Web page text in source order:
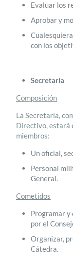
Evaluar los
Aprobar y
con los
Secretaría
Composición
La Secretaría,
Directivo, estará
miembros:
Un oficial,
Personal
General.
Cometidos
Programar y
por el
Organizar,
Cátedra.